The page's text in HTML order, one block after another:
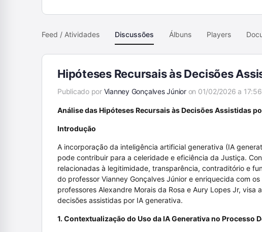
Feed / Atividades Discussões Álbuns Players
Hipóteses Recursais às Decisões
Publicado por Vianney Gonçalves Júnior on 01/02/2026 a 17:56
Análise das Hipóteses Recursais às Decisões Assistidas
Introdução
A incorporação da inteligência artificial generativa (IA
pode contribuir para a celeridade e eficiência da Justiça.
relacionadas à legitimidade, transparência, contraditório e
do professor Vianney Gonçalves Júnior e enriquecida com
professores Alexandre Morais da Rosa e Aury Lopes Jr,
decisões assistidas por IA generativa.
1. Contextualização do Uso da IA Generativa no Processo